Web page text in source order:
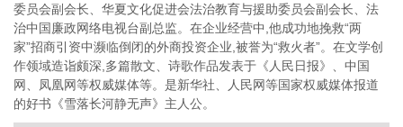
委员会副会长、华夏文化促进会法治教育与援助委员会副会长、法
治中国廉政网络电视台副总监。在企业经营中,他成功地挽救“两
家”招商引资中濒临倒闭的外商投资企业,被誉为“救火者”。在文学创
作领域造诣颇深,多篇散文、诗歌作品发表于《人民日报》、中国
网、凤凰网等权威媒体等。是新华社、人民网等国家权威媒体报道
的好书《雪落长河静无声》主人公。